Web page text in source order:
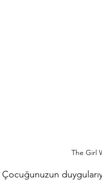
The Girl
Çocuğunuzun